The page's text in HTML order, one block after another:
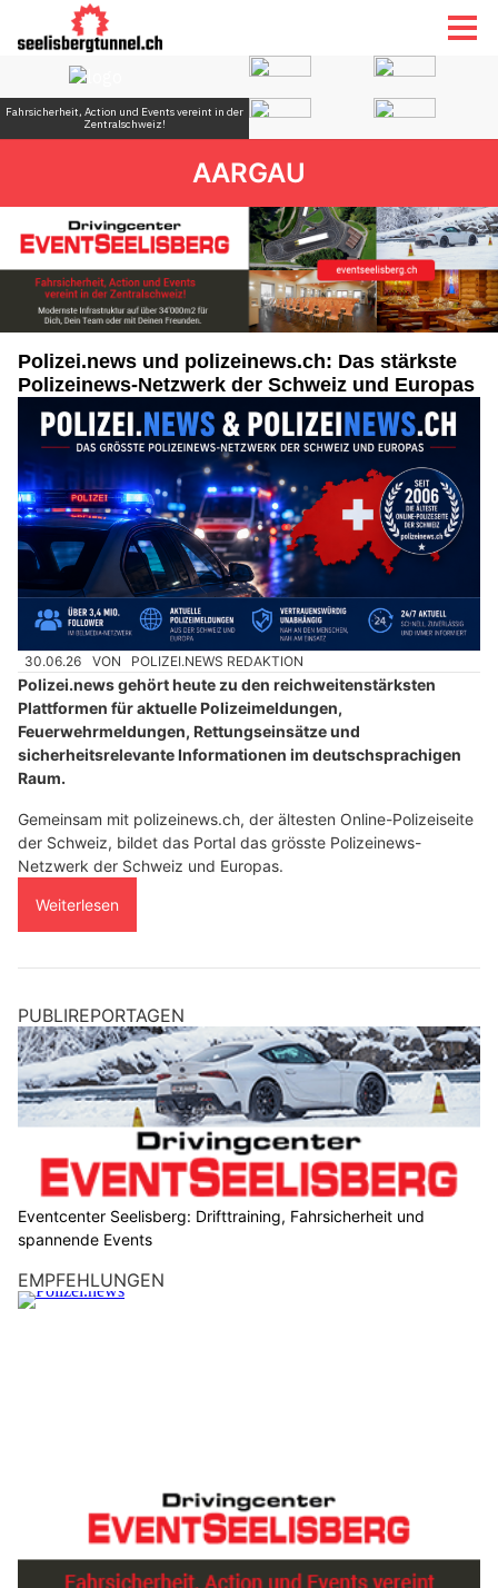
AARGAU
Polizei.news und polizeinews.ch: Das stärkste
Polizeinews-Netzwerk der Schweiz und Europas
30.06.26 VON POLIZEI.NEWS REDAKTION
Polizei.news gehört heute zu den reichweitenstärksten
Plattformen für aktuelle Polizeimeldungen,
Feuerwehrmeldungen, Rettungseinsätze und
sicherheitsrelevante Informationen im deutschsprachigen
Raum.
Gemeinsam mit polizeinews.ch, der ältesten Online-Polizeiseite
der Schweiz, bildet das Portal das grösste Polizeinews-
Netzwerk der Schweiz und Europas.
Weiterlesen
PUBLIREPORTAGEN
Eventcenter Seelisberg: Drifttraining, Fahrsicherheit und
spannende Events
EMPFEHLUNGEN